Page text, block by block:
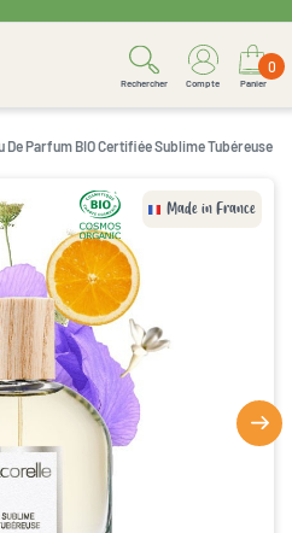
Rechercher Compte
0
Panier
De Parfum BIO Certifiée Sublime Tubéreuse
Made in France